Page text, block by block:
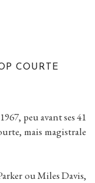
COURTE
peu avant ses 41
mais magistrale
ou Miles Davis,